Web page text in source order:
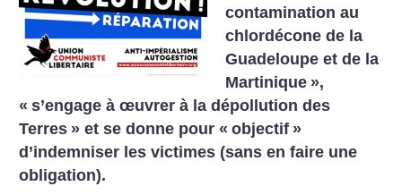
contamination au
chlordécone de la
Guadeloupe et de la
Martinique »,
« s’engage à œuvrer à la dépollution des
Terres » et se donne pour « objectif »
d’indemniser les victimes (sans en faire une
obligation).